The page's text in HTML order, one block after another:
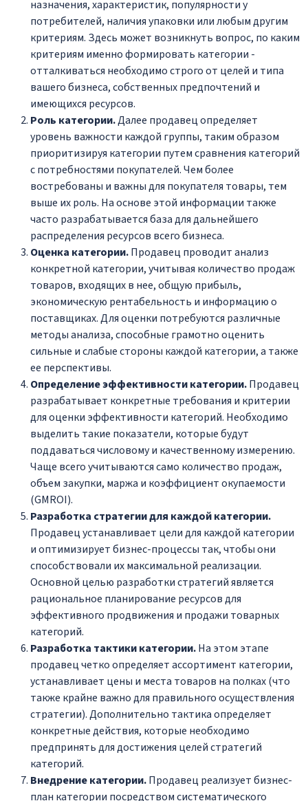
назначения, характеристик, популярности у
потребителей, наличия упаковки или любым другим
критериям. Здесь может возникнуть вопрос, по каким
критериям именно формировать категории -
отталкиваться необходимо строго от целей и типа
вашего бизнеса, собственных предпочтений и
имеющихся ресурсов.
Роль категории.Далее продавец определяет
уровень важности каждой группы, таким образом
приоритизируя категории путем сравнения категорий
с потребностями покупателей. Чем более
востребованы и важны для покупателя товары, тем
выше их роль. На основе этой информации также
часто разрабатывается база для дальнейшего
распределения ресурсов всего бизнеса.
Оценка категории.Продавец проводит анализ
конкретной категории, учитывая количество продаж
товаров, входящих в нее, общую прибыль,
экономическую рентабельность и информацию о
поставщиках. Для оценки потребуются различные
методы анализа, способные грамотно оценить
сильные и слабые стороны каждой категории, а также
ее перспективы.
Определение эффективности категории.Продавец
разрабатывает конкретные требования и критерии
для оценки эффективности категорий. Необходимо
выделить такие показатели, которые будут
поддаваться числовому и качественному измерению.
Чаще всего учитываются само количество продаж,
объем закупки, маржа и коэффициент окупаемости
(GMROI).
Разработка стратегии для каждой категории.
Продавец устанавливает цели для каждой категории
и оптимизирует бизнес-процессы так, чтобы они
способствовали их максимальной реализации.
Основной целью разработки стратегий является
рациональное планирование ресурсов для
эффективного продвижения и продажи товарных
категорий.
Разработка тактики категории.На этом этапе
продавец четко определяет ассортимент категории,
устанавливает цены и места товаров на полках (что
также крайне важно для правильного осуществления
стратегии). Дополнительно тактика определяет
конкретные действия, которые необходимо
предпринять для достижения целей стратегий
категорий.
Внедрение категории.Продавец реализует бизнес-
план категории посредством систематического